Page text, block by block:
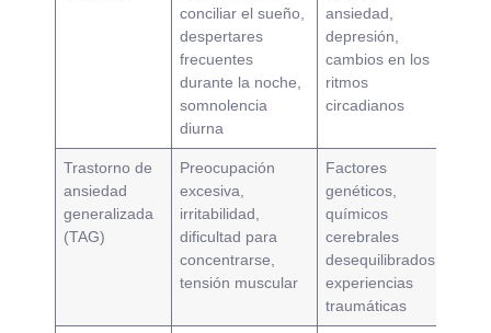
conciliar el sueño,
despertares
frecuentes
durante la noche,
somnolencia
diurna
ansiedad,
depresión,
cambios en los
ritmos
circadianos
Trastorno de
ansiedad
generalizada
(TAG)
Preocupación
excesiva,
irritabilidad,
dificultad para
concentrarse,
tensión muscular
Factores
genéticos,
químicos
cerebrales
desequilibrados,
experiencias
traumáticas